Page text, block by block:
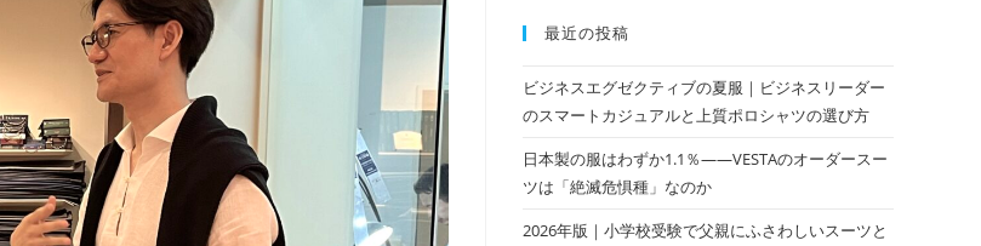
最近の投稿
ビジネスエグゼクティブの夏服｜ビジネスリーダー
のスマートカジュアルと上質ポロシャツの選び方
日本製の服はわずか1.1％——VESTAのオーダースー
ツは「絶滅危惧種」なのか
2026年版｜小学校受験で父親にふさわしいスーツと